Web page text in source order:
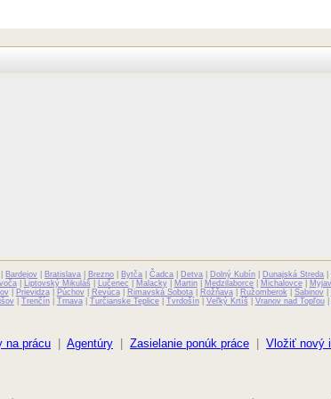
Bardejov Bratislava Brezno Bytča |Čadca Detva Dolný Kubín Dunajská Streda |
| Liptovský Mikuláš Lučenec Malacky| Martin| Medzilaborce| Michalovce|
| Prievidza| Púchov| Revúca| Rimavská Sobota| Rožňava| Ružomberok Sabinov|
| Trenčín| Trnava| Turčianske Teplice| Tvrdošín| Veľký Krtíš Vranov nad Topľou|
na prácu Agentúry Zasielanie ponúk práce Vložiť nový